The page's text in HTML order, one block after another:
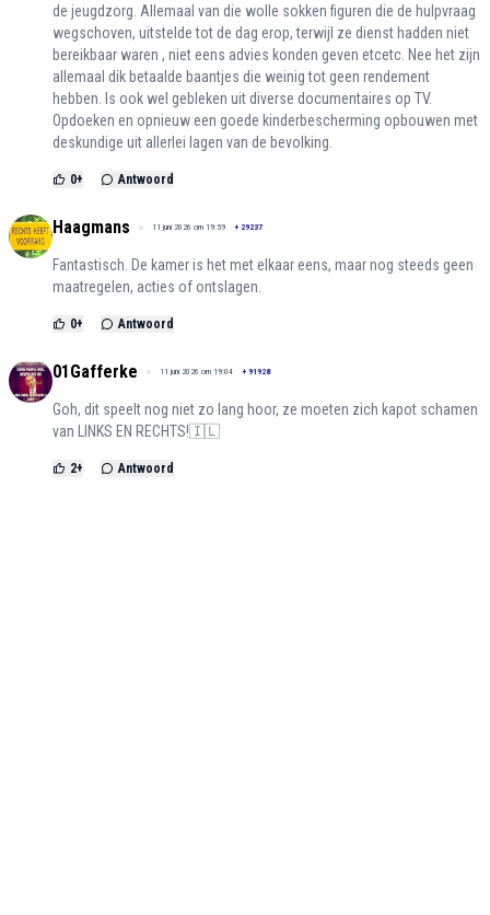
de jeugdzorg. Allemaal van die wolle sokken figuren die de hulpvraag
wegschoven, uitstelde tot de dag erop, terwijl ze dienst hadden niet
bereikbaar waren , niet eens advies konden geven etcetc. Nee het zijn
allemaal dik betaalde baantjes die weinig tot geen rendement
hebben. Is ook wel gebleken uit diverse documentaires op TV.
Opdoeken en opnieuw een goede kinderbescherming opbouwen met
deskundige uit allerlei lagen van de bevolking.
0+ Antwoord
Haagmans 11 juni 2026 om 19:59 + 29237
Fantastisch. De kamer is het met elkaar eens, maar nog steeds geen
maatregelen, acties of ontslagen.
0+ Antwoord
01Gafferke 11 juni 2026 om 19:04 + 91928
Goh, dit speelt nog niet zo lang hoor, ze moeten zich kapot schamen
van LINKS EN RECHTS!🇮🇱
2+ Antwoord